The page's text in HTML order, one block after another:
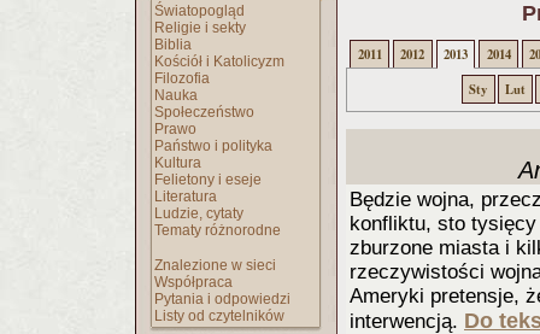
Światopogląd
Religie i sekty
Biblia
Kościół i Katolicyzm
Filozofia
Nauka
Społeczeństwo
Prawo
Państwo i polityka
Kultura
Felietony i eseje
Literatura
Ludzie, cytaty
Tematy różnorodne
Znalezione w sieci
Współpraca
Pytania i odpowiedzi
Listy od czytelników
2011 2012 2013 2014
Sty
Lut
Będzie wojna,
konfliktu, sto
zburzone miasta i
rzeczywistości
Ameryki pretensje,
interwencją. Do